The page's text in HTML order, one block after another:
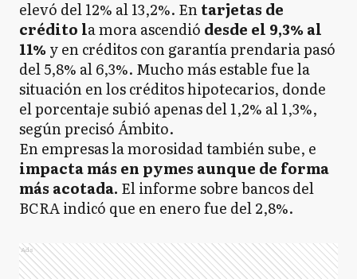
elevó del 12% al 13,2%. Entarjetas de
crédito la mora ascendió desde el 9,3% al
11%y en créditos con garantía prendaria pasó
del 5,8% al 6,3%. Mucho más estable fue la
situación en los créditos hipotecarios, donde
el porcentaje subió apenas del 1,2% al 1,3%,
según precisó Ámbito.
En empresas la morosidad también sube, e
impacta más en pymes aunque de forma
más acotada. El informe sobre bancos del
BCRA indicó que en enero fue del 2,8%.
Ads